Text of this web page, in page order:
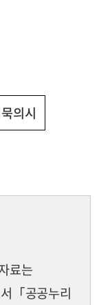
의시
료는
「공공누리